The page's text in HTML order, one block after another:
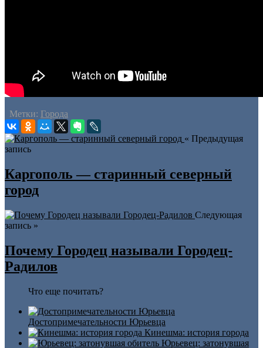
Метки: Города
« Предыдущая
запись
Каргополь — старинный северный
город
Следующая
запись »
Почему Городец называли Городец-
Радилов
Что еще почитать?
Достопримечательности Юрьевца
Кинешма: история города
Юрьевец: затонувшая